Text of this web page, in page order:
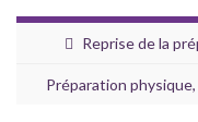
Reprise de la
Préparation